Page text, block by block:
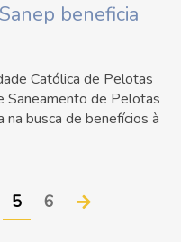
beneficia
Católica de Pelotas
Saneamento de Pelotas
na busca de benefícios à
5 6